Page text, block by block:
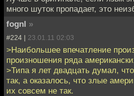
много шуток пропадает, это
fognl »
#224 | 23.01.11 02:03
>Наибольшее впечатление
произношения ряда
>Типа я лет двадцать думал,
так, а оказалось, что злые
их совсем не так.